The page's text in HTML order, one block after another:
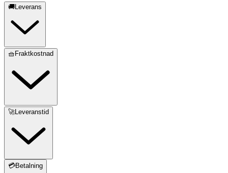
🚚Leverans
🧺Fraktkostnad
🚀Leveranstid
💳Betalning